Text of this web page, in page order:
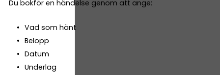
Du bokför en händelse genom att ange:
Vad som hänt
Belopp
Datum
Underlag